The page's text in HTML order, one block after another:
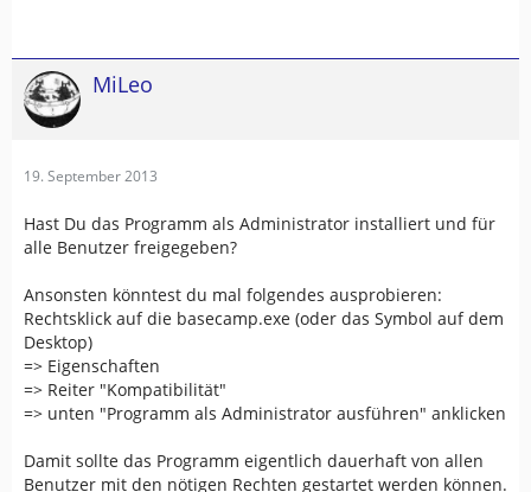
MiLeo
19. September 2013
Hast Du das Programm als Administrator installiert und für
alle Benutzer freigegeben?
Ansonsten könntest du mal folgendes ausprobieren:
Rechtsklick auf die basecamp.exe (oder das Symbol auf dem
Desktop)
=> Eigenschaften
=> Reiter "Kompatibilität"
=> unten "Programm als Administrator ausführen" anklicken
Damit sollte das Programm eigentlich dauerhaft von allen
Benutzer mit den nötigen Rechten gestartet werden können.